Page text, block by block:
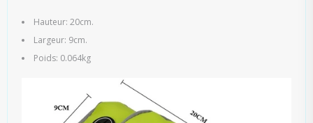
Hauteur: 20cm.
Largeur: 9cm.
Poids: 0.064kg